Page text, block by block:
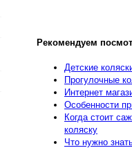
Рекомендуем
Детские
Прогулочные
Интернет
Особенности
Когда стоит
коляску
Что нужно